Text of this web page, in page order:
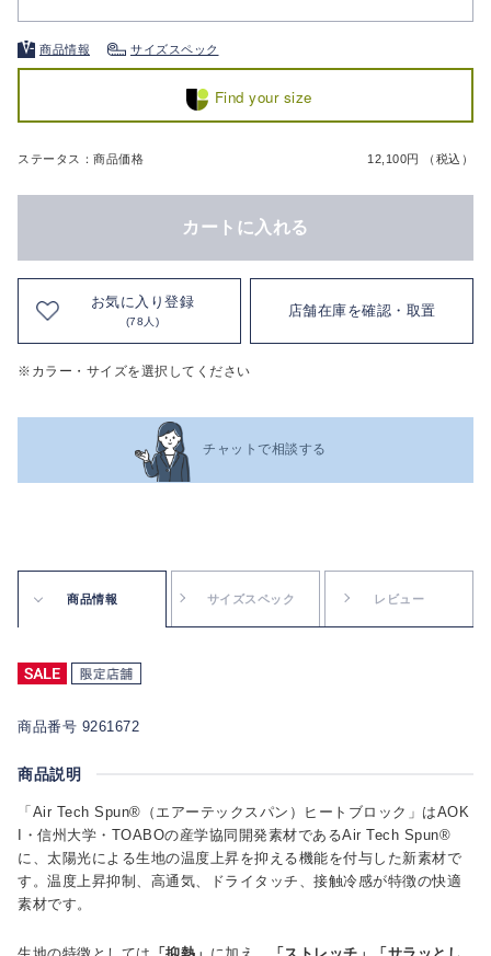
商品情報 サイズスペック
Find your size
ステータス：商品価格 12,100円 （税込）
カートに入れる
お気に入り登録
(78人)
店舗在庫を確認・取置
※カラー・サイズを選択してください
チャットで相談する
商品情報 サイズスペック レビュー
商品番号 9261672
商品説明
「Air Tech Spun®（エアーテックスパン）ヒートブロック」はAOK
I・信州大学・TOABOの産学協同開発素材であるAir Tech Spun®
に、太陽光による生地の温度上昇を抑える機能を付与した新素材で
す。温度上昇抑制、高通気、ドライタッチ、接触冷感が特徴の快適
素材です。
生地の特徴としては 「抑熱」 に加え、 「ストレッチ」「サラッとし